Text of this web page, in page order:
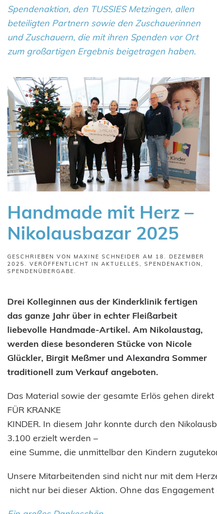
Spendenaktion, den TUSSIES Metzingen, allen
beteiligten Partnern sowie den Zuschauerinnen
und Zuschauern, die mit ihren Spenden vor Ort
zum großartigen Ergebnis beigetragen haben.
Handmade mit Herz –
Nikolausbazar 2025
GESCHRIEBEN VON MAXINE SCHNEIDER AM 18. DEZEMBER
2025 . VERÖFFENTLICHT IN AKTUELLES, SPENDENAKTION,
SPENDENÜBERGABE.
Drei Kolleginnen aus der Kinderklinik fertigen
das ganze Jahr über in echter Fleißarbeit
liebevolle Handmade-Artikel. Am Nikolaustag,
werden diese besonderen Stücke von Nicole
Glückler, Birgit Meßmer und Alexandra Sommer
traditionell zum Verkauf angeboten.
Das Material sowie der gesamte Erlös gehen
FÜR KRANKE
KINDER. In diesem Jahr konnte durch den
3.100 erzielt werden –
eine Summe, die unmittelbar den Kindern
Unsere Mitarbeitenden sind nicht nur mit dem
nicht nur bei dieser Aktion. Ohne das